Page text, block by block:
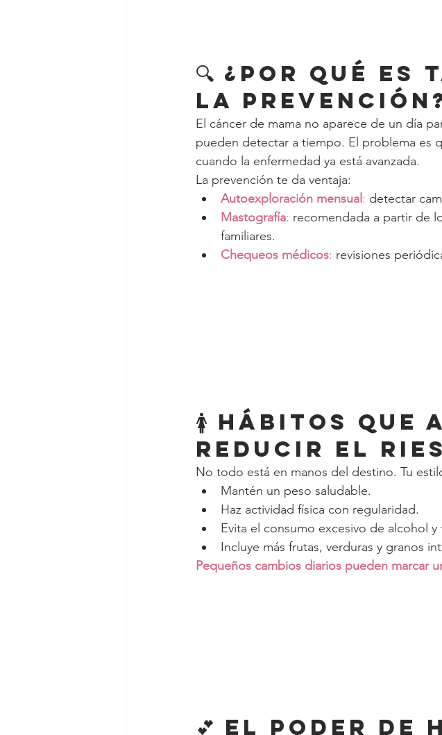
🔍 ¿Por qué
la
El cáncer de mama no aparece de un día
pueden detectar a tiempo. El problema es
cuando la enfermedad ya está avanzada.
La prevención te da ventaja:
Autoexploración mensual : detectar
Mastografía: recomendada a partir de
familiares.
Chequeos médicos: revisiones
🚺 Hábitos que
reducir el
No todo está en manos del destino. Tu
Mantén un peso saludable.
Haz actividad física con regularidad.
Evita el consumo excesivo de alcohol y
Incluye más frutas, verduras y granos
Pequeños cambios diarios pueden marcar
💕 El poder